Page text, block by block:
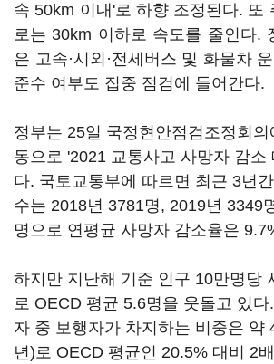
속 50km 이내'로 하향 조정된다. 또
로는 30km 이하로 속도를 줄인다.
은 고속·시외·전세버스 및 화물차
준수 여부도 집중 점검에 들어간다.
정부는 25일 국정현안점검조정회
동으로 '2021 교통사고 사망자 감소
다. 국토교통부에 따르면 최근 3년
수는 2018년 3781명, 2019년 3349
명으로 연평균 사망자 감소율은
하지만 지난해 기준 인구 10만명당
로 OECD 평균 5.6명을 웃돌고 있
자 중 보행자가 차지하는 비중은 약
년)로 OECD 평균인 20.5% 대비 2